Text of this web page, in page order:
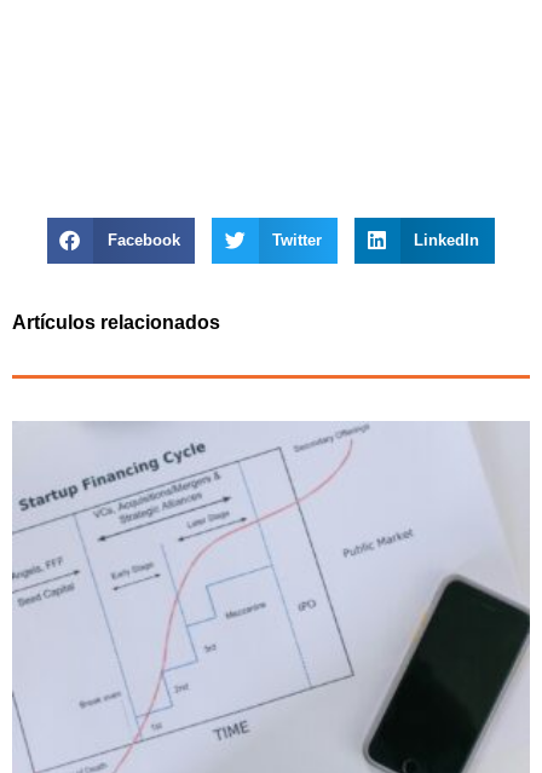
Facebook Twitter LinkedIn
Artículos relacionados